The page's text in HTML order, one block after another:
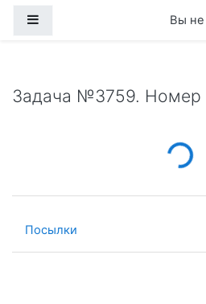
Вы не
Задача №3759. Номер
Loading...
Посылки